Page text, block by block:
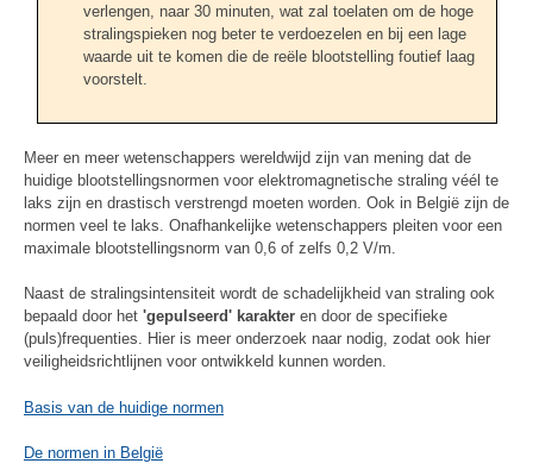
verlengen, naar 30 minuten, wat zal toelaten om de hoge
stralingspieken nog beter te verdoezelen en bij een lage
waarde uit te komen die de reële blootstelling foutief laag
voorstelt.
Meer en meer wetenschappers wereldwijd zijn van mening dat de
huidige blootstellingsnormen voor elektromagnetische straling véél te
laks zijn en drastisch verstrengd moeten worden. Ook in België zijn de
normen veel te laks. Onafhankelijke wetenschappers pleiten voor een
maximale blootstellingsnorm van 0,6 of zelfs 0,2 V/m.
Naast de stralingsintensiteit wordt de schadelijkheid van straling ook
bepaald door het 'gepulseerd' karakter en door de specifieke
(puls)frequenties. Hier is meer onderzoek naar nodig, zodat ook hier
veiligheidsrichtlijnen voor ontwikkeld kunnen worden.
Basis van de huidige normen
De normen in België